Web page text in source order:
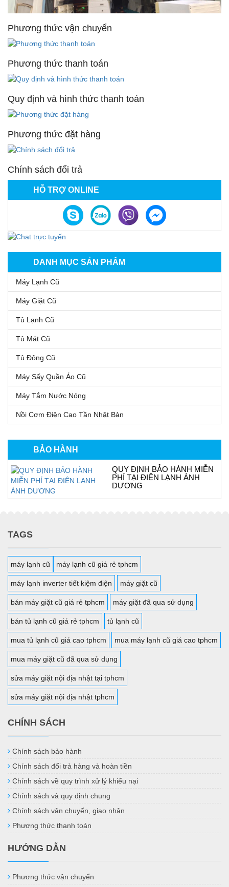
HỖ TRỢ ONLINE
DANH MỤC SẢN PHẨM
Máy Lạnh Cũ
Máy Giặt Cũ
Tủ Lạnh Cũ
Tủ Mát Cũ
Tủ Đông Cũ
Máy Sấy Quần Áo Cũ
Máy Tắm Nước Nóng
Nồi Cơm Điện Cao Tần Nhật Bản
BẢO HÀNH
QUY ĐỊNH BẢO HÀNH MIỄN
PHÍ TẠI ĐIỆN LẠNH ÁNH
DƯƠNG
Phương thức vận chuyển
Phương thức thanh toán
Quy định và hình thức thanh toán
Phương thức đặt hàng
Chính sách đổi trả
TAGS
máy lạnh cũ máy lạnh cũ giá rẻ tphcm
máy lạnh inverter tiết kiệm điện máy giặt cũ
bán máy giặt cũ giá rẻ tphcm máy giặt đã qua sử dụng
bán tủ lạnh cũ giá rẻ tphcm tủ lạnh cũ
mua tủ lạnh cũ giá cao tphcm mua máy lạnh cũ giá cao tphcm
mua máy giặt cũ đã qua sử dụng
sửa máy giặt nội địa nhật tại tphcm
sửa máy giặt nội địa nhật tphcm
CHÍNH SÁCH
Chính sách bảo hành
Chính sách đổi trả hàng và hoàn tiền
Chính sách về quy trình xử lý khiếu nại
Chính sách và quy định chung
Chính sách vận chuyển, giao nhận
Phương thức thanh toán
HƯỚNG DẪN
Phương thức vận chuyển